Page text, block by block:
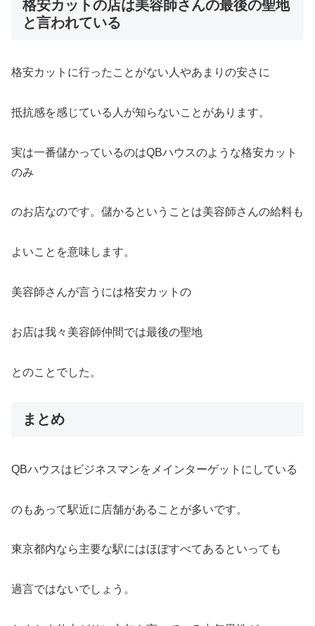
格安カットの店は美容師さんの最後の聖地
と言われている
格安カットに行ったことがない人やあまりの安さに
抵抗感を感じている人が知らないことがあります。
実は一番儲かっているのはQBハウスのような格安カット
のみ
のお店なのです。儲かるということは美容師さんの給料も
よいことを意味します。
美容師さんが言うには格安カットの
お店は我々美容師仲間では最後の聖地
とのことでした。
まとめ
QBハウスはビジネスマンをメインターゲットにしている
のもあって駅近に店舗があることが多いです。
東京都内なら主要な駅にはほぼすべてあるといっても
過言ではないでしょう。